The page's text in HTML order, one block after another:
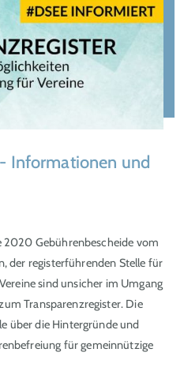
Informationen und
2020 Gebührenbescheide vom
der registerführenden Stelle für
sind unsicher im Umgang
Transparenzregister. Die
über die Hintergründe und
für gemeinnützige